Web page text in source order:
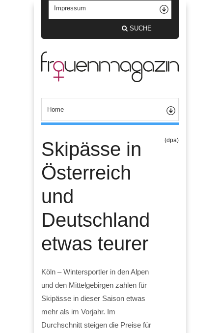
SUCHE
Skipässe in
Österreich
und
Deutschland
etwas teurer
(dpa)
Köln – Wintersportler in den Alpen
und den Mittelgebirgen zahlen für
Skipässe in dieser Saison etwas
mehr als im Vorjahr. Im
Durchschnitt steigen die Preise für